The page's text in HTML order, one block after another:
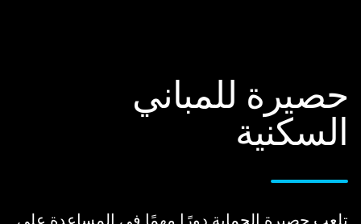
حصيرة للمباني
السكنية